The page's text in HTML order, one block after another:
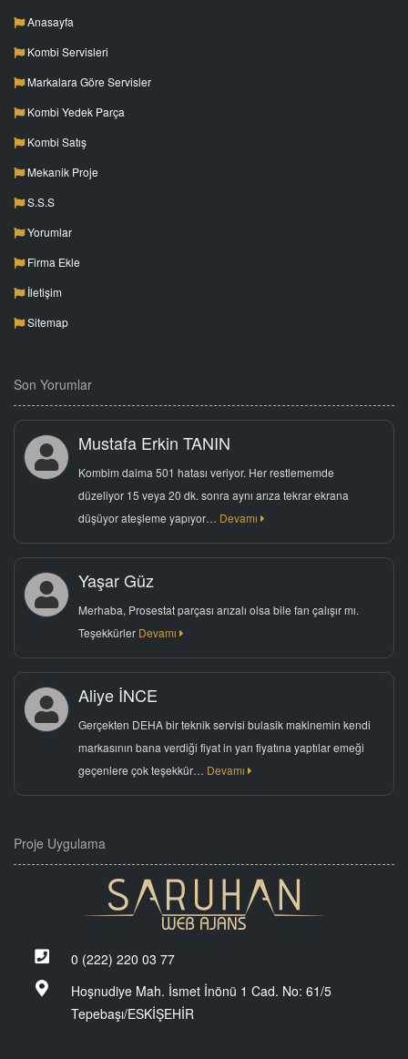
Anasayfa
Kombi Servisleri
Markalara Göre Servisler
Kombi Yedek Parça
Kombi Satış
Mekanik Proje
S.S.S
Yorumlar
Firma Ekle
İletişim
Sitemap
Son Yorumlar
Mustafa Erkin TANIN
Kombim daima 501 hatası veriyor. Her restlememde
düzeliyor 15 veya 20 dk. sonra aynı arıza tekrar ekrana
düşüyor ateşleme yapıyor… Devamı
Yaşar Güz
Merhaba, Prosestat parçası arızalı olsa bile fan çalışır mı.
Teşekkürler Devamı
Aliye İNCE
Gerçekten DEHA bir teknik servisi bulasik makinemin kendi
markasının bana verdiği fiyat in yarı fiyatına yaptılar emeği
geçenlere çok teşekkür… Devamı
Proje Uygulama
0 (222) 220 03 77
Hoşnudiye Mah. İsmet İnönü 1 Cad. No: 61/5
Tepebaşı/ESKİŞEHİR